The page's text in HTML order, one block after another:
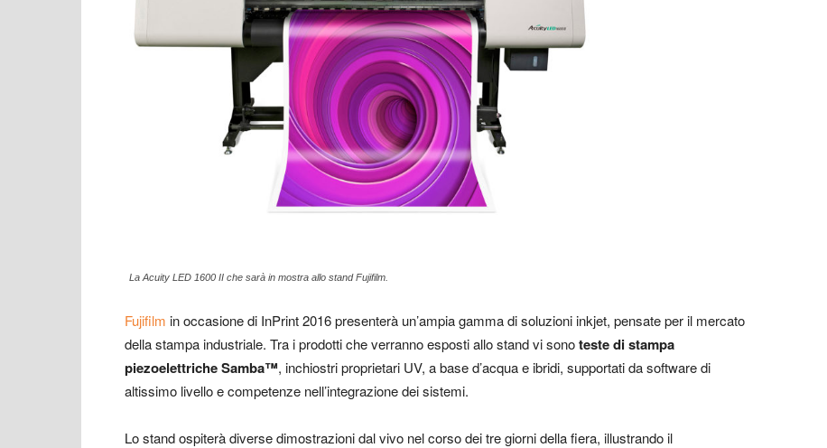
La Acuity LED 1600 II che sarà in mostra allo stand Fujifilm.
Fujifilm in occasione di InPrint 2016 presenterà un’ampia gamma di soluzioni inkjet, pensate per il mercato
della stampa industriale. Tra i prodotti che verranno esposti allo stand vi sonoteste di stampa
piezoelettriche Samba™, inchiostri proprietari UV, a base d’acqua e ibridi, supportati da software di
altissimo livello e competenze nell’integrazione dei sistemi.
Lo stand ospiterà diverse dimostrazioni dal vivo nel corso dei tre giorni della fiera, illustrando il